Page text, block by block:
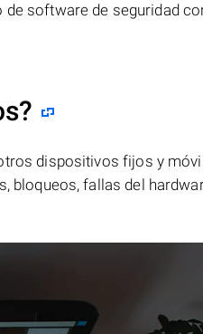
software de seguridad
dispositivos fijos y
bloqueos, fallas del